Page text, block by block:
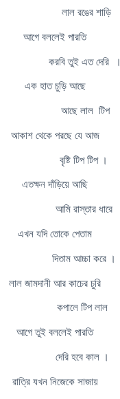
লাল রঙের শাড়ি
আগে বললেই পারতি
তুই এত দেরি ।
এক হাত চুড়ি আছে
আছে লাল টিপ
আকাশ থেকে পরছে যে আজ
বৃষ্টি টিপ টিপ ।
এতক্ষন দাঁড়িয়ে আছি
আমি রাস্তার ধারে
এখন যদি তোকে পেতাম
দিতাম আচ্চা করে ।
লাল জামদানী আর কাচের চুরি
কপালে টিপ লাল
আগে তুই বললেই পারতি
দেরি হবে কাল ।
রাত্রি যখন নিজেকে সাজায়